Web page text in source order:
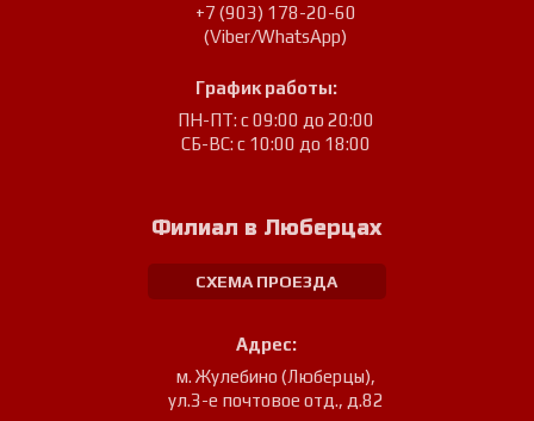
+7 (903) 178-20-60
(Viber/WhatsApp)
График работы:
ПН-ПТ: с 09:00 до 20:00
СБ-ВС: с 10:00 до 18:00
Филиал в Люберцах
СХЕМА ПРОЕЗДА
Адрес:
м. Жулебино (Люберцы),
ул.3-е почтовое отд., д.82